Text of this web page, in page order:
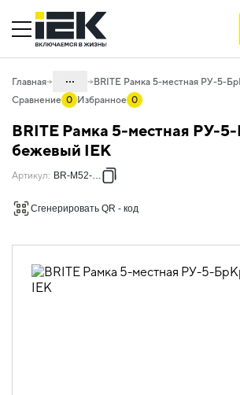
Главная ...
06. Изделия электроустановочные,
удлинители и силовые разъемы
06.01 Электроустановочные изделия
06.01.01 Электроустановочные
06.01.01.12 Рамки пластиковые BRITE
BRITE Рамка 5-местная РУ-5-
Сравнение 0 Избранное 0
BRITE Рамка 5-местная РУ-
бежевый IEK
Артикул: BR-M52-K10
Сгенерировать QR - код